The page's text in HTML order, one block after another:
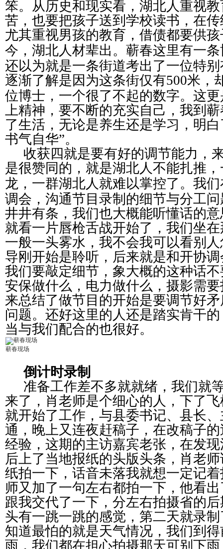
笨。从历史和现实看，湖北人重视
苦，也要把孩子送到学校读书，在
尤其重视男孩的教育，借债都要供
今，湖北人材辈出 。蕲春这里有一
还以为就是一条街道考出了一位特
逐渐了解是因为这条街仅有500米，
位博士，一个很了不起的数字。这
上精神，要不断的充实自己，我到
了生活，无论是养生还是学习，明
书气自华”。
收获四就是要有好的调节能力，
是很赞同的，就是湖北人不能扎推，
龙，一群湖北人就难以掌控了 。 我
调会，沟通节目录制的细节与分工
井井有条，我们也大概能听懂话的
就看一片唇枪舌战开始了，我们坐
一般一头雾水，我不会我可以看别
导刚开始是聆听，后来就是和开协
我们要敲定细节，象大概的这种话
安保做什么，电力做什么，摄影需
来总结了做节目的开始是要调节好
问题。还好这里的人还是踏实肯干
当与我们配合的也很好。
蕲春现场
倒计时录制
准备工作差不多就就绪，我们就
来了，肖老师是个细心的人，下了
就开始了工作，与县委书记、县长
通，晚上又连夜赶稿子，在改稿子
经验，这期的主访嘉宾老张，在发
后上了当地报纸的头版头条，肖老
纸拍一下，话音未落我就想一定记
师又加了一句左右都拍一下，他看
跟我交代了一下，分左右拍摄省的
头有一跳一跳的感觉，第二天就录
知道最怕的就是天气情况，我们到
雨，我们都在担心拍摄那天可别下